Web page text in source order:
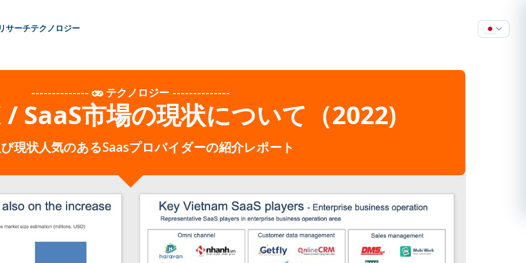
サーチテクノロジー
-------------- テクノロジー --------------
SaaS市場の現状について（2022)
現状人気のあるSaasプロバイダーの紹介レポート